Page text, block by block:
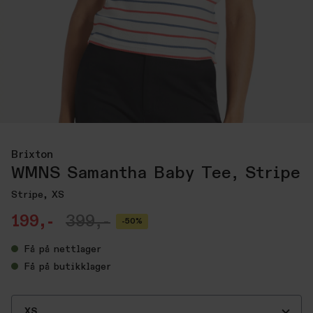
Brixton
WMNS Samantha Baby Tee, Stripe
Stripe, XS
199,- 399,- -50%
Få på nettlager
Få på butikklager